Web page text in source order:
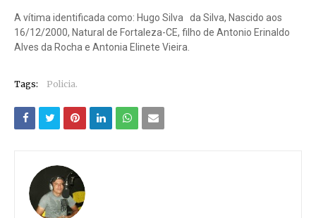
A vítima identificada como: Hugo Silva da Silva, Nascido aos
16/12/2000, Natural de Fortaleza-CE, filho de Antonio Erinaldo
Alves da Rocha e Antonia Elinete Vieira.
Tags: Policia.